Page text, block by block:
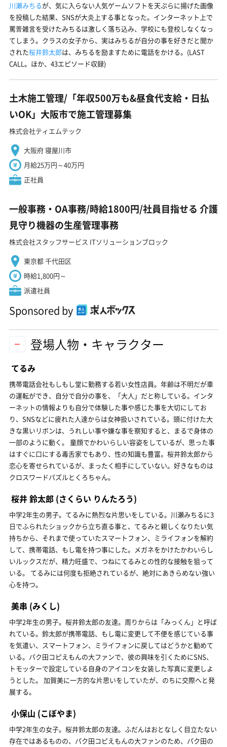
川瀬みちるが、気に入らない人気ゲームソフトを天ぷらに揚げた画像
を投稿した結果、SNSが大炎上する事となった。インターネット上で
罵詈雑言を受けたみちるは激しく落ち込み、学校にも登校しなくなっ
てしまう。クラスの女子から、実はみちるが自分の事を好きだと聞か
された桜井鈴太郎は、みちるを励ますために電話をかける。(LAST
CALL。ほか、43エピソード収録)
土木施工管理/「年収500万も&昼食代支給・日払
いOK」大阪市で施工管理募集
株式会社ティエムテック
大阪府 寝屋川市
月給25万円～40万円
正社員
一般事務・OA事務/時給1800円/社員目指せる 介護
見守り機器の生産管理事務
株式会社スタッフサービス ITソリューションブロック
東京都 千代田区
時給1,800円～
派遣社員
Sponsored by
登場人物・キャラクター
てるみ
携帯電話会社もしもし堂に勤務する若い女性店員。年齢は不明だが車
の運転ができ、自分で自分の事を、「大人」だと称している。インタ
ーネットの情報よりも自分で体験した事や感じた事を大切にしてお
り、SNSなどに疲れた人達からは女神扱いされている。頭に付けた大
きな黒いリボンは、うれしい事や嫌な事を察知すると、まるで身体の
一部のように動く。 童顔でかわいらしい容姿をしているが、思った事
はすぐに口にする毒舌家でもあり、性の知識も豊富。桜井鈴太郎から
恋心を寄せられているが、まったく相手にしていない。好きなものは
クロスワードパズルとくろちゃん。
桜井 鈴太郎 (さくらい りんたろう)
中学2年生の男子。てるみに熱烈な片思いをしている。川瀬みちるに3
日でふられたショックから立ち直る事と、てるみと親しくなりたい気
持ちから、それまで使っていたスマートフォン、ミライフォンを解約
して、携帯電話、もし電を持つ事にした。メガネをかけたかわいらし
いルックスだが、精力旺盛で、つねにてるみとの性的な接触を狙って
いる。 てるみには何度も拒絶されているが、絶対にあきらめない強い
心を持つ。
美串 (みくし)
中学2年生の男子。桜井鈴太郎の友達。周りからは「みっくん」と呼ば
れている。鈴太郎が携帯電話、もし電に変更して不便を感じている事
を気遣い、スマートフォン、ミライフォンに戻してはどうかと勧めて
いる。パク田コピえもんの大ファンで、彼の興味を引くためにSNS、
トモッターで設定している自身のアイコンを女装した写真に変更しよ
うとした。 加賀美に一方的な片思いをしていたが、のちに交際へと発
展する。
小保山 (こぼやま)
中学2年生の女子。桜井鈴太郎の友達。ふだんはおとなしく目立たない
存在ではあるものの、パク田コピえもんの大ファンのため、パク田の